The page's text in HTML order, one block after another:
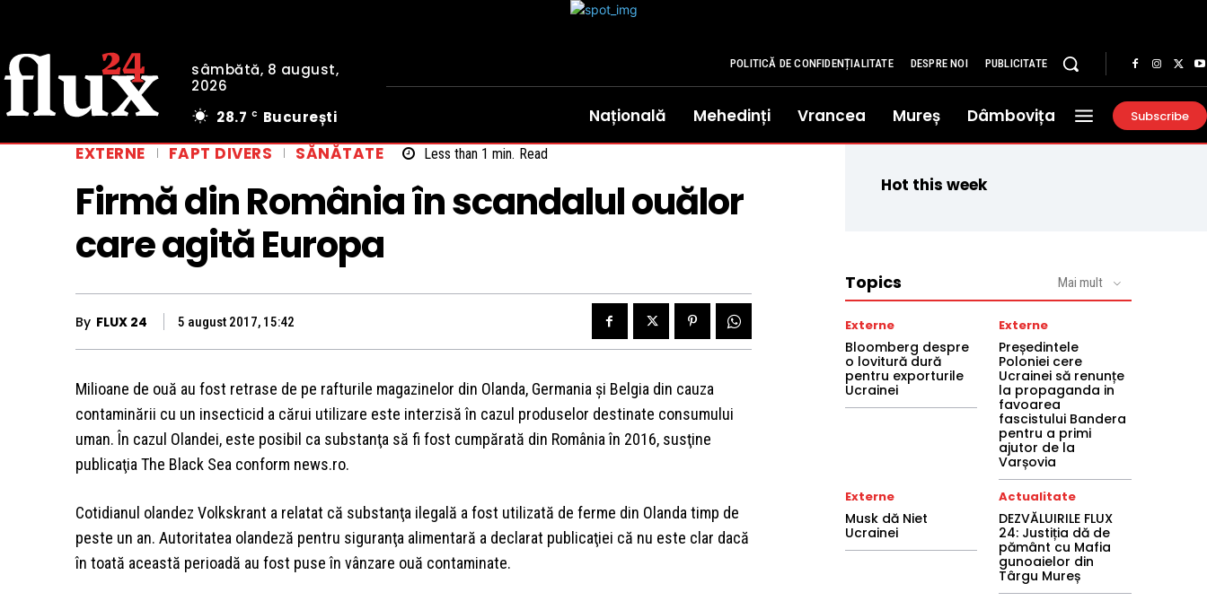
sâmbătă, 8 august,
2026
28.7 C București
POLITICĂ DE CONFIDENȚIALITATE DESPRE NOI PUBLICITATE
Națională Mehedinți Vrancea Mureș Dâmbovița Subscribe
EXTERNE FAPT DIVERS SĂNĂTATE Less than 1 min. Read
Firmă din România în scandalul ouălor
care agită Europa
By FLUX 24 5 august 2017, 15:42
­Milioane de ouă au fost retrase de pe rafturile magazinelor din Olanda, Germania şi Belgia din cauza
contaminării cu un insecticid a cărui utilizare este interzisă în cazul produselor destinate consumului
uman. În cazul Olandei, este posibil ca substanţa să fi fost cumpărată din România în 2016, susţine
publicaţia The Black Sea conform news.ro.
Cotidianul olandez Volkskrant a relatat că substanţa ilegală a fost utilizată de ferme din Olanda timp de
peste un an. Autoritatea olandeză pentru siguranţa alimentară a declarat publicaţiei că nu este clar dacă
în toată această perioadă au fost puse în vânzare ouă contaminate.
Hot this week
Topics Mai mult
Externe
Bloomberg despre
o lovitură dură
pentru exporturile
Ucrainei
Externe
Președintele
Poloniei cere
Ucrainei să renunțe
la propaganda in
favoarea
fascistului Bandera
pentru a primi
ajutor de la
Varșovia
Externe
Musk dă Niet
Ucrainei
Actualitate
DEZVĂLUIRILE FLUX
24: Justiția dă de
pământ cu Mafia
gunoaielor din
Târgu Mureș